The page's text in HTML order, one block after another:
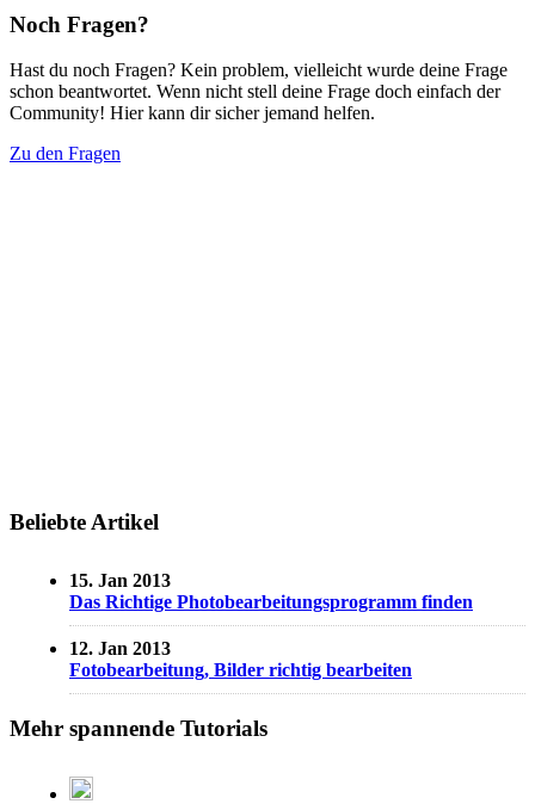
Noch Fragen?
Hast du noch Fragen? Kein problem, vielleicht wurde deine Frage
schon beantwortet. Wenn nicht stell deine Frage doch einfach der
Community! Hier kann dir sicher jemand helfen.
Zu den Fragen
Beliebte Artikel
15. Jan 2013
Das Richtige Photobearbeitungsprogramm finden
12. Jan 2013
Fotobearbeitung, Bilder richtig bearbeiten
Mehr spannende Tutorials